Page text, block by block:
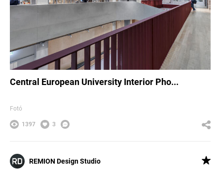
Central European University Interior Pho...
Fotó
1397 3
REMION Design Studio